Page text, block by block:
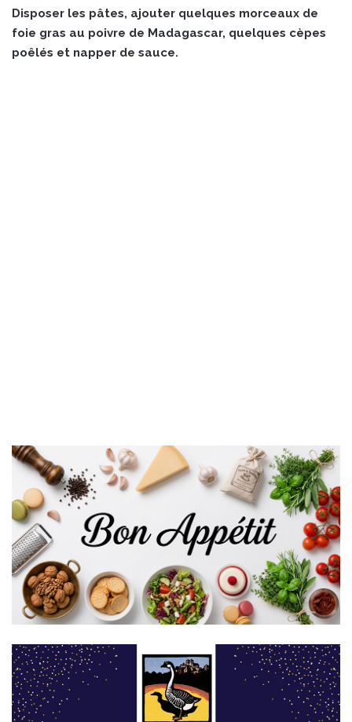
Disposer les pâtes, ajouter quelques morceaux de
foie gras au poivre de Madagascar, quelques cèpes
poêlés et napper de sauce.